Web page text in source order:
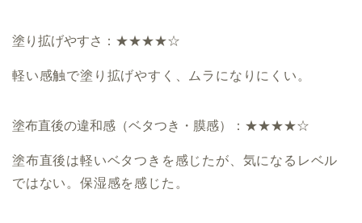
塗り拡げやすさ：★★★★☆
軽い感触で塗り拡げやすく、ムラになりにくい。
塗布直後の違和感（ベタつき・膜感）：★★★★☆
塗布直後は軽いベタつきを感じたが、気になるレベル
ではない。保湿感を感じた。